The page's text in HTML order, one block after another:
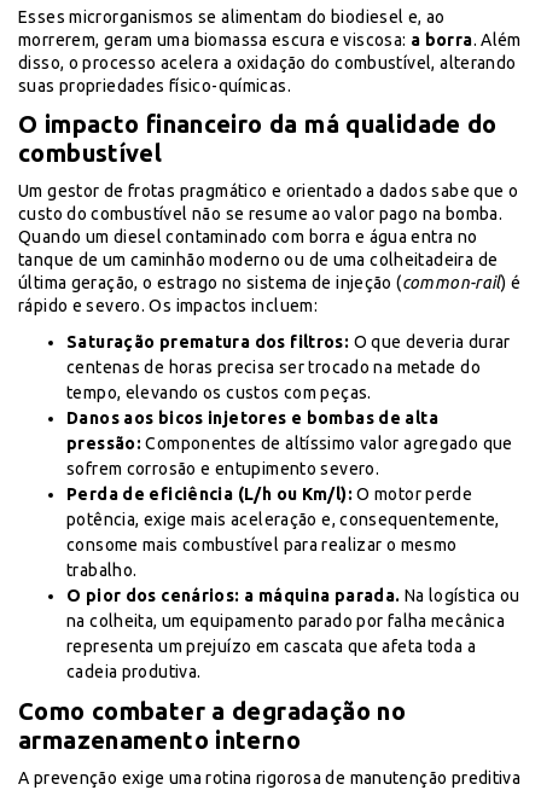
Esses microrganismos se alimentam do biodiesel e, ao
morrerem, geram uma biomassa escura e viscosa: a borra. Além
disso, o processo acelera a oxidação do combustível, alterando
suas propriedades físico-químicas.
O impacto financeiro da má qualidade do
combustível
Um gestor de frotas pragmático e orientado a dados sabe que o
custo do combustível não se resume ao valor pago na bomba.
Quando um diesel contaminado com borra e água entra no
tanque de um caminhão moderno ou de uma colheitadeira de
última geração, o estrago no sistema de injeção (common-rail) é
rápido e severo. Os impactos incluem:
Saturação prematura dos filtros: O que deveria durar
centenas de horas precisa ser trocado na metade do
tempo, elevando os custos com peças.
Danos aos bicos injetores e bombas de alta
pressão: Componentes de altíssimo valor agregado que
sofrem corrosão e entupimento severo.
Perda de eficiência (L/h ou Km/l): O motor perde
potência, exige mais aceleração e, consequentemente,
consome mais combustível para realizar o mesmo
trabalho.
O pior dos cenários: a máquina parada. Na logística ou
na colheita, um equipamento parado por falha mecânica
representa um prejuízo em cascata que afeta toda a
cadeia produtiva.
Como combater a degradação no
armazenamento interno
A prevenção exige uma rotina rigorosa de manutenção preditiva